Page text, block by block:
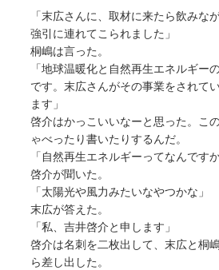
「末広さんに、取材に来たら飲みな
強引に連れてこられました」
桐嶋は言った。
「地球温暖化と自然再生エネルギー
です。末広さんがその事業をされて
ます」
啓介はかっこいいなーと思った。こ
ゃべったり書いたりするんだ。
「自然再生エネルギーってなんですか
啓介が聞いた。
「太陽光や風力みたいなやつかな」
末広が答えた。
「私、吉井啓介と申します」
啓介は名刺を二枚出して、末広と桐
ら差し出した。